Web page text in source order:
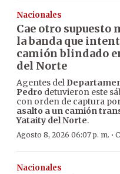
Nacionales
Cae otro supuesto
la banda que
camión blindado
del Norte
Agentes del
Pedro detuvieron este
con orden de captura
asalto a un camión
Yataity del Norte.
Agosto 8, 2026 06:07 p. m. ·
Nacionales